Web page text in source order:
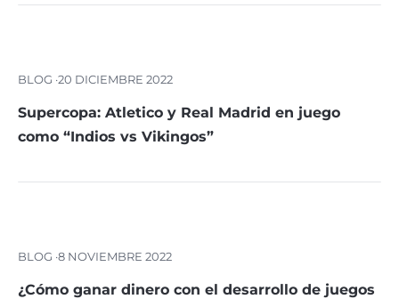
BLOG ·20 DICIEMBRE 2022
Supercopa: Atletico y Real Madrid en juego
como “Indios vs Vikingos”
BLOG ·8 NOVIEMBRE 2022
¿Cómo ganar dinero con el desarrollo de juegos